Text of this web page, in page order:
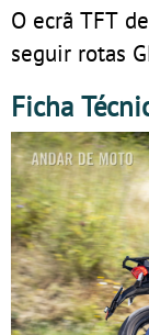
O ecrã TFT
seguir rotas
Ficha